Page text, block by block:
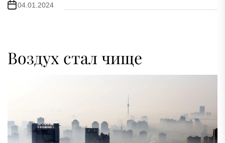
04.01.2024
Воздух стал чище